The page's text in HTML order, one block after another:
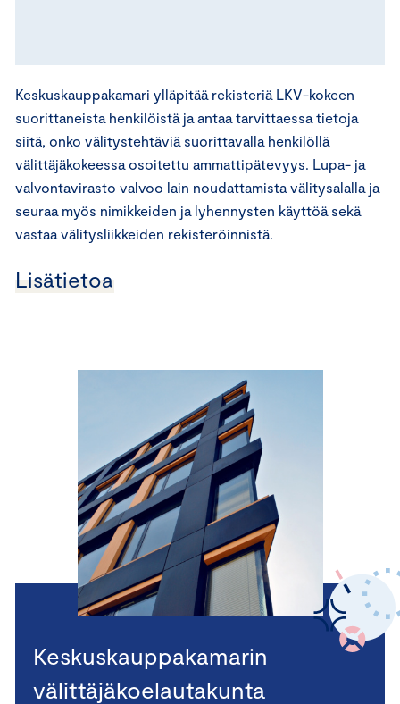
Keskuskauppakamari ylläpitää rekisteriä LKV-kokeen
suorittaneista henkilöistä ja antaa tarvittaessa tietoja
siitä, onko välitystehtäviä suorittavalla henkilöllä
välittäjäkokeessa osoitettu ammattipätevyys. Lupa- ja
valvontavirasto valvoo lain noudattamista välitysalalla ja
seuraa myös nimikkeiden ja lyhennysten käyttöä sekä
vastaa välitysliikkeiden rekisteröinnistä.
Lisätietoa
Keskuskauppakamarin
välittäjäkoelautakunta